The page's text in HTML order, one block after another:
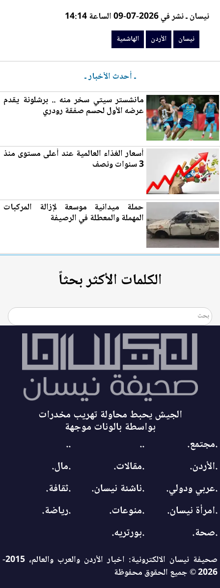
نيسان ـ نشر في 2026-07-09 الساعة 14:14
نيسان الأردن الهاشمية
ـ أحدث الأخبار ـ
مانشستر سيتي سخر منه .. برشلونة يقدم
عرضه الأول لحسم صفقة رودري
أسعار الغذاء العالمية عند أعلى مستوى منذ
3 سنوات ونصف
حملة ميدانية موسعة لإزالة المركبات
المهملة والمعطلة في الرصيفة
الكلمات الأكثر بحثاً
الجيش يحبط محاولة تهريب مخدرات
بواسطة بالونات موجهة
.مجتمع.
..
..
.الأردن.
.مقالات.
.مال.
.عربي ودولي.
.ناشئة نيسان.
.ثقافة.
.امرأة نيسان.
.منوعات.
.رياضة.
.صحة.
.بورتريه.
صحيفة نيسان الالكترونية: اخبار الأردن والعرب والعالم، 2015-
2026 © جميع الحقوق محفوظة